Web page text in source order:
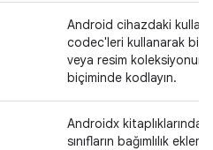
Android cihazdaki
codec'leri kullanarak bir
veya resim koleksiyonunu
biçiminde kodlayın.
Androidx
sınıfların bağımlılık